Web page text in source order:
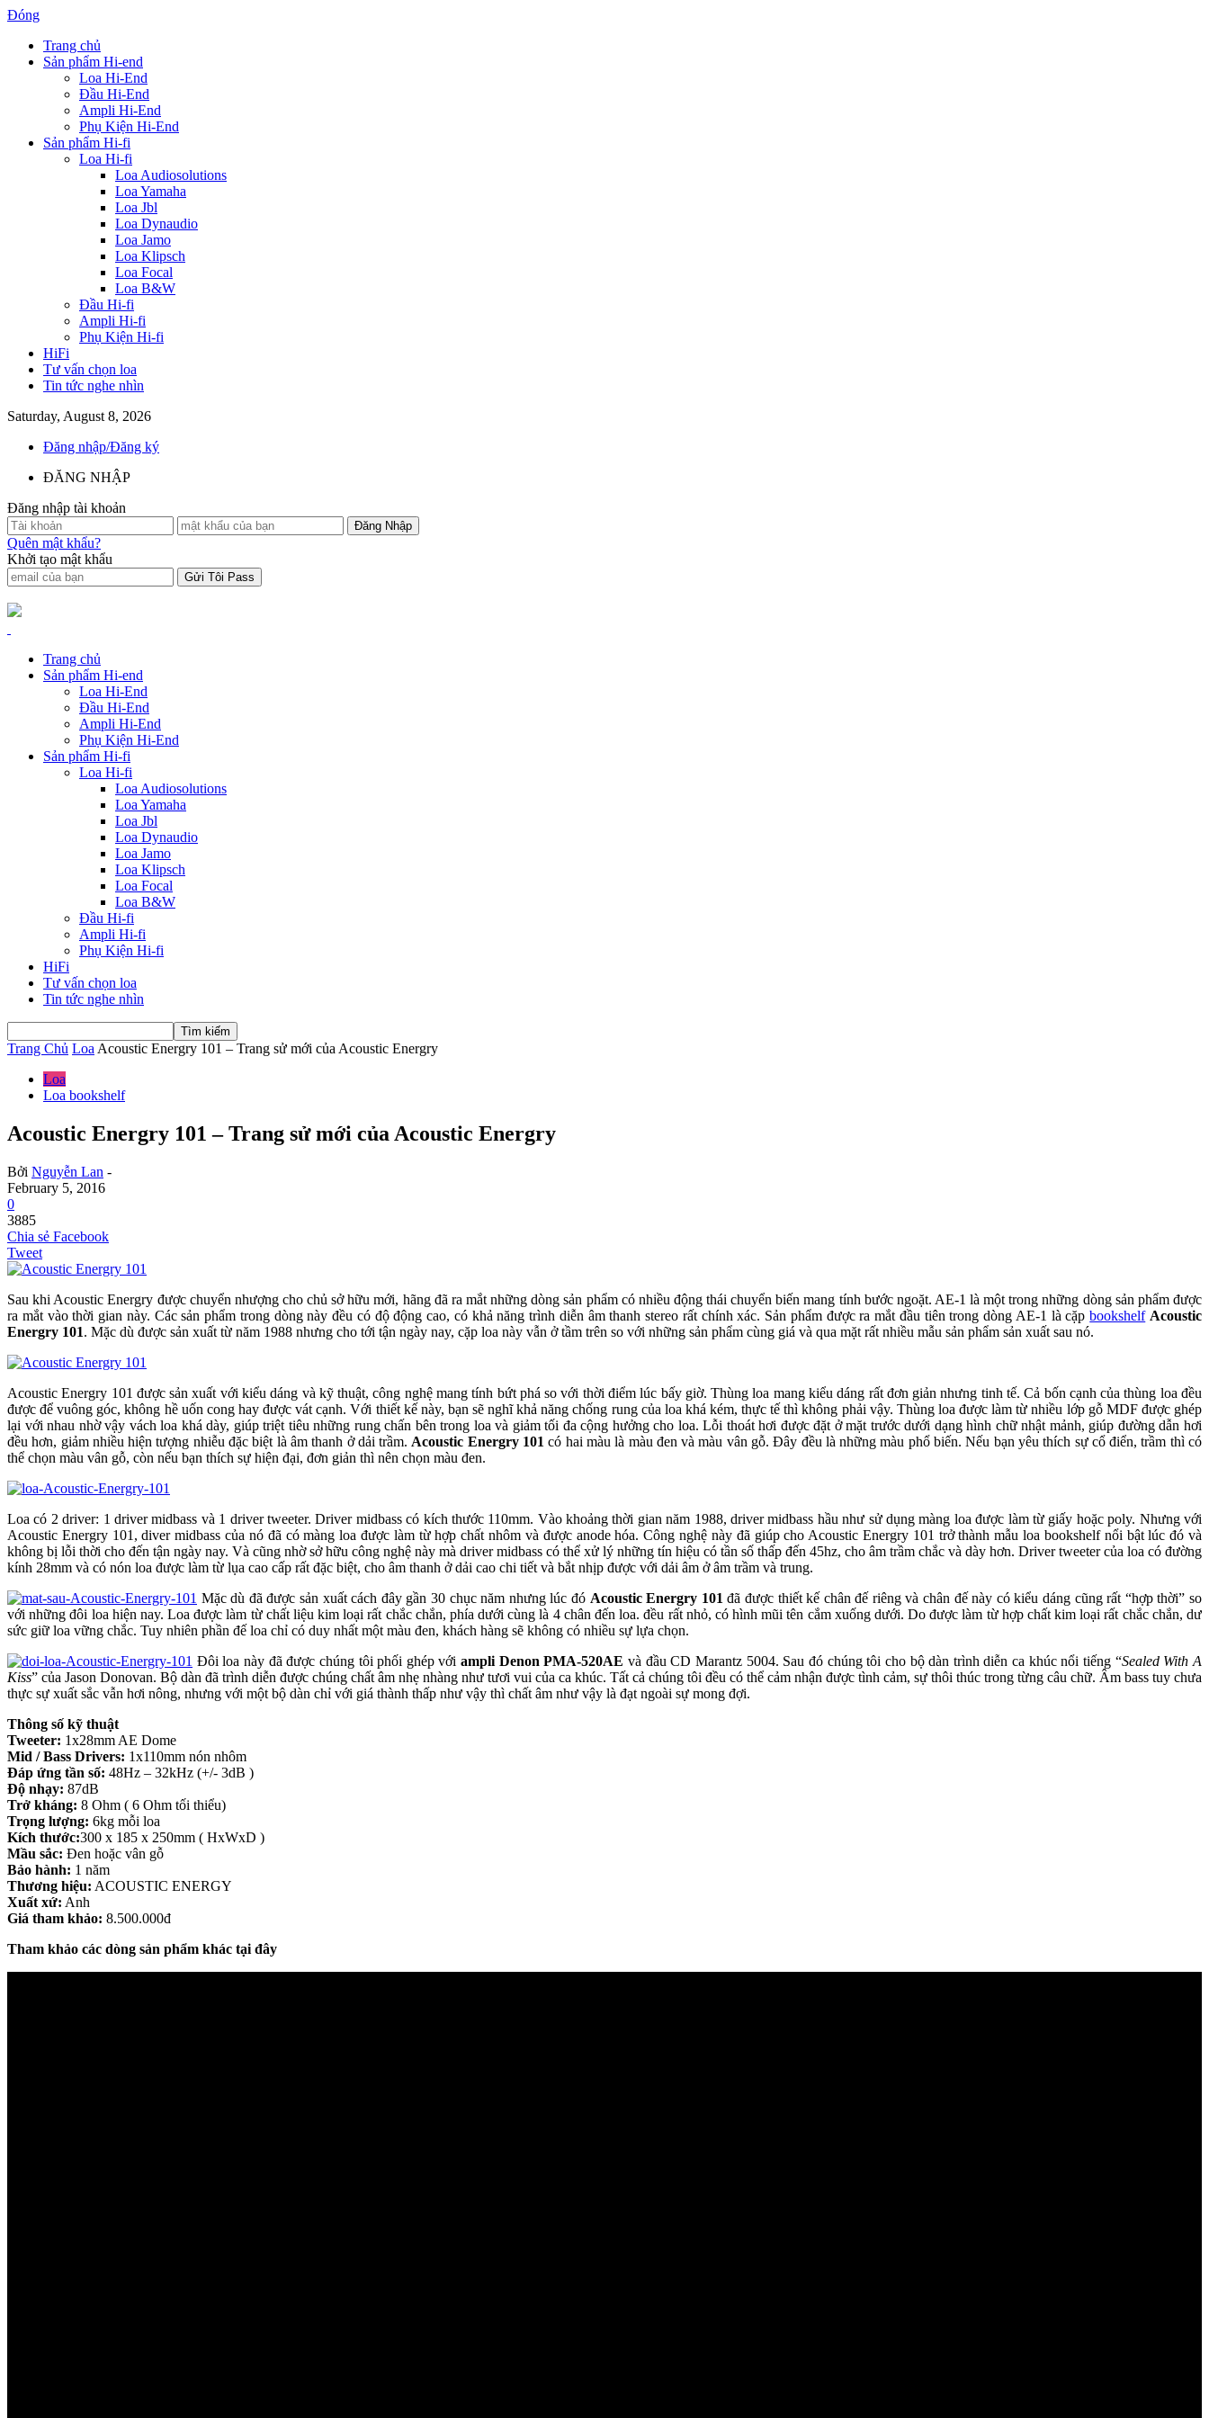
Đóng
Trang chủ
Sản phẩm Hi-end
Loa Hi-End
Đầu Hi-End
Ampli Hi-End
Phụ Kiện Hi-End
Sản phẩm Hi-fi
Loa Hi-fi
Loa Audiosolutions
Loa Yamaha
Loa Jbl
Loa Dynaudio
Loa Jamo
Loa Klipsch
Loa Focal
Loa B&W
Đầu Hi-fi
Ampli Hi-fi
Phụ Kiện Hi-fi
HiFi
Tư vấn chọn loa
Tin tức nghe nhìn
Saturday, August 8, 2026
Đăng nhập/Đăng ký
ĐĂNG NHẬP
Đăng nhập tài khoản
Quên mật khẩu?
Khởi tạo mật khẩu
Trang chủ
Sản phẩm Hi-end
Loa Hi-End
Đầu Hi-End
Ampli Hi-End
Phụ Kiện Hi-End
Sản phẩm Hi-fi
Loa Hi-fi
Loa Audiosolutions
Loa Yamaha
Loa Jbl
Loa Dynaudio
Loa Jamo
Loa Klipsch
Loa Focal
Loa B&W
Đầu Hi-fi
Ampli Hi-fi
Phụ Kiện Hi-fi
HiFi
Tư vấn chọn loa
Tin tức nghe nhìn
Trang Chủ Loa Acoustic Energry 101 – Trang sử mới của Acoustic Energry
Loa
Loa bookshelf
Acoustic Energry 101 – Trang sử mới của Acoustic Energry
Bởi Nguyễn Lan -
February 5, 2016
0
3885
Chia sẻ Facebook
Tweet
Sau khi Acoustic Energry được chuyển nhượng cho chủ sở hữu mới, hãng đã ra mắt những dòng sản phẩm có nhiều động thái chuyển biến mang tính bước ngoặt. AE-1 là một trong những dòng sản phẩm được
ra mắt vào thời gian này. Các sản phẩm trong dòng này đều có độ động cao, có khả năng trình diễn âm thanh stereo rất chính xác. Sản phẩm được ra mắt đầu tiên trong dòng AE-1 là cặpbookshelf Acoustic
Energry 101. Mặc dù được sản xuất từ năm 1988 nhưng cho tới tận ngày nay, cặp loa này vẫn ở tầm trên so với những sản phẩm cùng giá và qua mặt rất nhiều mẫu sản phẩm sản xuất sau nó.
Acoustic Energry 101 được sản xuất với kiểu dáng và kỹ thuật, công nghệ mang tính bứt phá so với thời điểm lúc bấy giờ. Thùng loa mang kiểu dáng rất đơn giản nhưng tinh tế. Cả bốn cạnh của thùng loa đều
được để vuông góc, không hề uốn cong hay được vát cạnh. Với thiết kế này, bạn sẽ nghĩ khả năng chống rung của loa khá kém, thực tế thì không phải vậy. Thùng loa được làm từ nhiều lớp gỗ MDF được ghép
lại với nhau nhờ vậy vách loa khá dày, giúp triệt tiêu những rung chấn bên trong loa và giảm tối đa cộng hưởng cho loa. Lỗi thoát hơi được đặt ở mặt trước dưới dạng hình chữ nhật mảnh, giúp đường dẫn hơi
đều hơn, giảm nhiều hiện tượng nhiễu đặc biệt là âm thanh ở dải trầm. Acoustic Energry 101 có hai màu là màu đen và màu vân gỗ. Đây đều là những màu phổ biến. Nếu bạn yêu thích sự cổ điển, trầm thì có
thể chọn màu vân gỗ, còn nếu bạn thích sự hiện đại, đơn giản thì nên chọn màu đen.
Loa có 2 driver: 1 driver midbass và 1 driver tweeter. Driver midbass có kích thước 110mm. Vào khoảng thời gian năm 1988, driver midbass hầu như sử dụng màng loa được làm từ giấy hoặc poly. Nhưng với
Acoustic Energry 101, diver midbass của nó đã có màng loa được làm từ hợp chất nhôm và được anode hóa. Công nghệ này đã giúp cho Acoustic Energry 101 trở thành mẫu loa bookshelf nổi bật lúc đó và
không bị lỗi thời cho đến tận ngày nay. Và cũng nhờ sở hữu công nghệ này mà driver midbass có thể xử lý những tín hiệu có tần số thấp đến 45hz, cho âm trầm chắc và dày hơn. Driver tweeter của loa có đường
kính 28mm và có nón loa được làm từ lụa cao cấp rất đặc biệt, cho âm thanh ở dải cao chi tiết và bắt nhịp được với dải âm ở âm trầm và trung.
Mặc dù đã được sản xuất cách đây gần 30 chục năm nhưng lúc đó Acoustic Energry 101 đã được thiết kế chân đế riêng và chân đế này có kiểu dáng cũng rất “hợp thời” so
với những đôi loa hiện nay. Loa được làm từ chất liệu kim loại rất chắc chắn, phía dưới cùng là 4 chân đến loa. đều rất nhỏ, có hình mũi tên cắm xuống dưới. Do được làm từ hợp chất kim loại rất chắc chắn, dư
sức giữ loa vững chắc. Tuy nhiên phần đế loa chỉ có duy nhất một màu đen, khách hàng sẽ không có nhiều sự lựa chọn.
Đôi loa này đã được chúng tôi phối ghép vớiampli Denon PMA-520AE và đầu CD Marantz 5004. Sau đó chúng tôi cho bộ dàn trình diễn ca khúc nổi tiếng “Sealed With A
Kiss” của Jason Donovan. Bộ dàn đã trình diễn được chúng chất âm nhẹ nhàng như tươi vui của ca khúc. Tất cả chúng tôi đều có thể cảm nhận được tình cảm, sự thôi thúc trong từng câu chữ. Âm bass tuy chưa
thực sự xuất sắc vẫn hơi nông, nhưng với một bộ dàn chỉ với giá thành thấp như vậy thì chất âm như vậy là đạt ngoài sự mong đợi.
Thông số kỹ thuật
Tweeter: 1x28mm AE Dome
Mid / Bass Drivers: 1x110mm nón nhôm
Đáp ứng tần số: 48Hz – 32kHz (+/- 3dB )
Độ nhạy: 87dB
Trở kháng: 8 Ohm ( 6 Ohm tối thiểu)
Trọng lượng: 6kg mỗi loa
Kích thước:300 x 185 x 250mm ( HxWxD )
Mầu sắc: Đen hoặc vân gỗ
Bảo hành: 1 năm
Thương hiệu: ACOUSTIC ENERGY
Xuất xứ: Anh
Giá tham khảo: 8.500.000đ
Tham khảo các dòng sản phẩm khác tại đây